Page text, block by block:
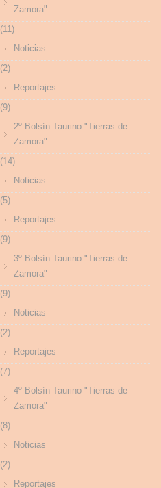
Zamora"
(11)
Noticias
(2)
Reportajes
(9)
2º Bolsín Taurino "Tierras de
Zamora"
(14)
Noticias
(5)
Reportajes
(9)
3º Bolsín Taurino "Tierras de
Zamora"
(9)
Noticias
(2)
Reportajes
(7)
4º Bolsín Taurino "Tierras de
Zamora"
(8)
Noticias
(2)
Reportajes